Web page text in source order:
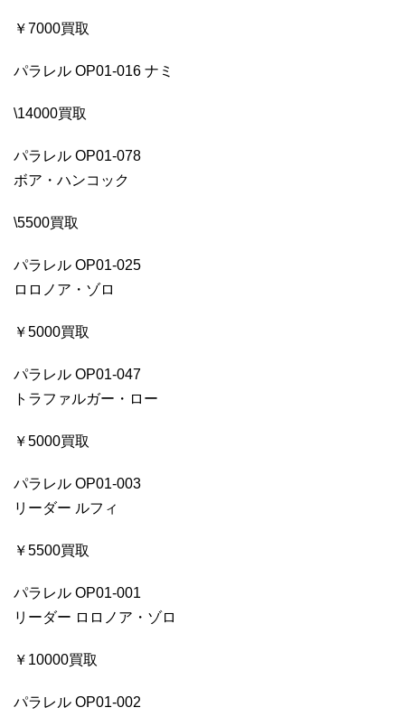
￥7000買取
パラレル OP01-016 ナミ
\14000買取
パラレル OP01-078
ボア・ハンコック
\5500買取
パラレル OP01-025
ロロノア・ゾロ
￥5000買取
パラレル OP01-047
トラファルガー・ロー
￥5000買取
パラレル OP01-003
リーダー ルフィ
￥5500買取
パラレル OP01-001
リーダー ロロノア・ゾロ
￥10000買取
パラレル OP01-002